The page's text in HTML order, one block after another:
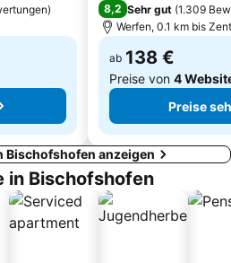
)
8,2 Sehr gut (1.309
Werfen, 0.1 km bis
ab 138 €
Preise von 4
Preise
Bischofshofen anzeigen
in Bischofshofen